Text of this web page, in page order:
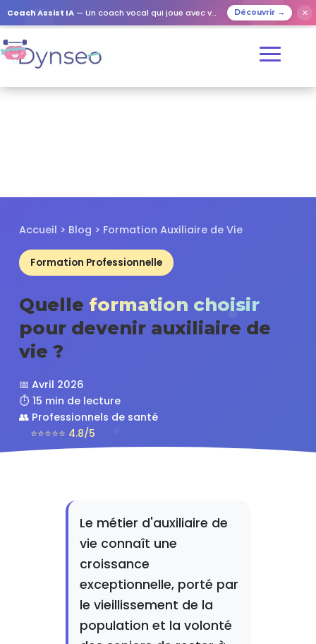
Coach Assist IA — Un coach vocal qui joue avec vos proches Découvrir → ✕
Accueil > Blog > Formation Auxiliaire de Vie
Formation Professionnelle
Quelle formation choisir
pour devenir auxiliaire de
vie ?
📅 Avril 2026
⏱️ 15 min de lecture
👥 Professionnels de santé
⭐⭐⭐⭐⭐ 4.8/5
Le métier d'auxiliaire de
vie connaît une
croissance
exceptionnelle, porté par
le vieillissement de la
population et la volonté